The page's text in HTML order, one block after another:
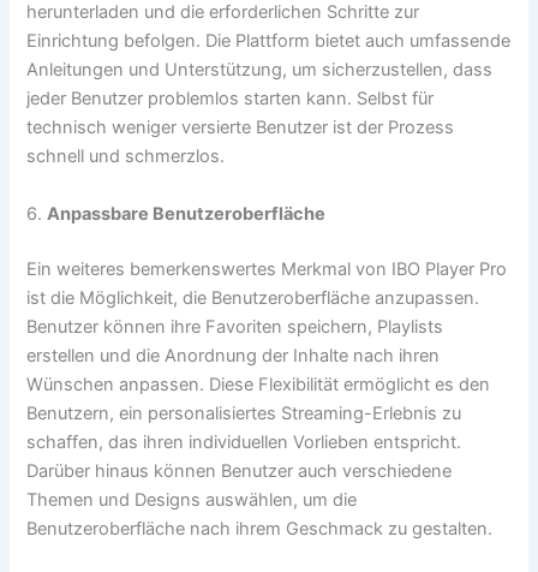
herunterladen und die erforderlichen Schritte zur
Einrichtung befolgen. Die Plattform bietet auch umfassende
Anleitungen und Unterstützung, um sicherzustellen, dass
jeder Benutzer problemlos starten kann. Selbst für
technisch weniger versierte Benutzer ist der Prozess
schnell und schmerzlos.
6.Anpassbare Benutzeroberfläche
Ein weiteres bemerkenswertes Merkmal von IBO Player Pro
ist die Möglichkeit, die Benutzeroberfläche anzupassen.
Benutzer können ihre Favoriten speichern, Playlists
erstellen und die Anordnung der Inhalte nach ihren
Wünschen anpassen. Diese Flexibilität ermöglicht es den
Benutzern, ein personalisiertes Streaming-Erlebnis zu
schaffen, das ihren individuellen Vorlieben entspricht.
Darüber hinaus können Benutzer auch verschiedene
Themen und Designs auswählen, um die
Benutzeroberfläche nach ihrem Geschmack zu gestalten.